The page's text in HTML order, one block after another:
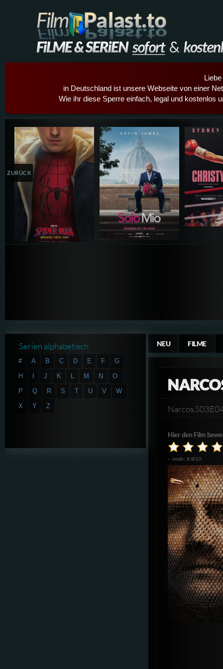
in Deutschland ist unsere Webseite von einer
Wie ihr diese Sperre einfach, legal und kostenlos
Details,Play Details,Play
ZURÜCK
NEU FILME
Hier den Film
– Imdb: 8.9/10
Serien alphabetisch
# A B C D E F
G
H
I J K L M N
O
P
Q R S T U V
W
X
Y Z